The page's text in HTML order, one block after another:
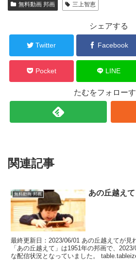
無料動画 邦画 三上智恵
シェアする
Twitter Facebook
Pocket LINE
たむをフォロー
関連記事
無料動画 邦画 あの丘越え
最終更新日：2023/06/01 あの丘越えてが見
「あの丘越えて」は1951年の邦画で、
な配信状況となっていました。